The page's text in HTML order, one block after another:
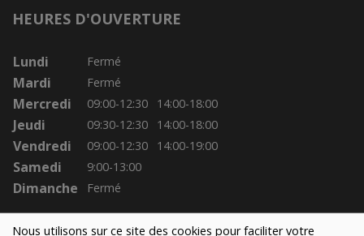
Nous utilisons sur ce site des cookies pour faciliter votre
HEURES D'OUVERTURE
Lundi Fermé
Mardi Fermé
Mercredi 09:00-12:30 14:00-18:00
Jeudi 09:30-12:30 14:00-18:00
Vendredi 09:00-12:30 14:00-19:00
Samedi 9:00-13:00
Dimanche Fermé